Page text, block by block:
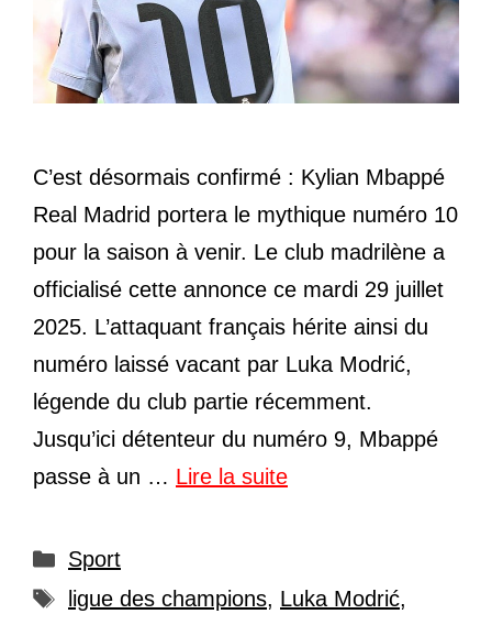
C’est désormais confirmé : Kylian Mbappé
Real Madrid portera le mythique numéro 10
pour la saison à venir. Le club madrilène a
officialisé cette annonce ce mardi 29 juillet
2025. L’attaquant français hérite ainsi du
numéro laissé vacant par Luka Modrić,
légende du club partie récemment.
Jusqu’ici détenteur du numéro 9, Mbappé
passe à un … Lire la suite
Catégories
Sport
Étiquettes
ligue des champions, Luka Modrić,